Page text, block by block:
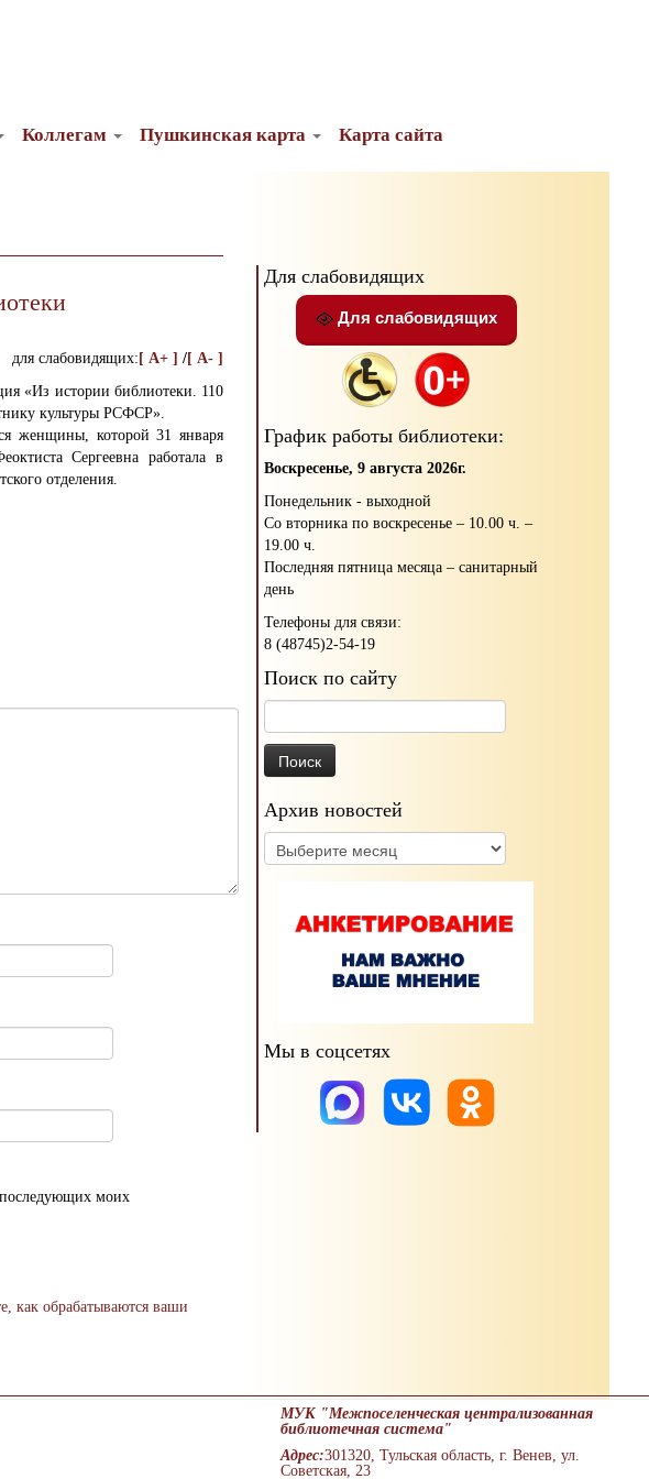
Коллегам Пушкинская карта Карта сайта
для слабовидящих: [ A+ ] /[ A- ]
«Из истории библиотеки. 110
культуры РСФСР».
женщины, которой 31 января
Сергеевна работала в
отделения.
последующих моих
как обрабатываются ваши
Для слабовидящих
Для слабовидящих
График работы библиотеки:
Воскресенье, 9 августа 2026г.
Понедельник - выходной
Со вторника по воскресенье – 10.00 ч. –
19.00 ч.
Последняя пятница месяца – санитарный
день
Телефоны для связи:
8 (48745)2-54-19
Поиск по сайту
Архив новостей
Архив
новостей
Мы в соцсетях
МУК "Межпоселенческая централизованная
библиотечная система"
Адрес:301320, Тульская область, г. Венев, ул.
Советская, 23